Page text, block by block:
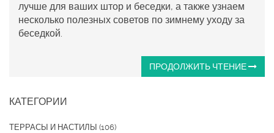
лучше для ваших штор и беседки, а также узнаем
несколько полезных советов по зимнему уходу за
беседкой.
ПРОДОЛЖИТЬ ЧТЕНИЕ
КАТЕГОРИИ
ТЕРРАСЫ И НАСТИЛЫ (106)